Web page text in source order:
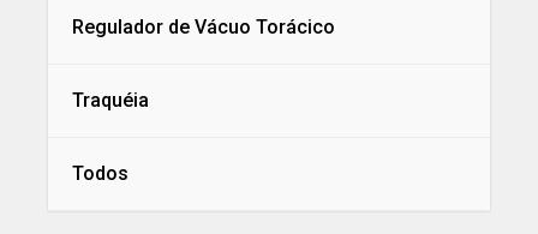
Regulador de Vácuo Torácico
Traquéia
Todos